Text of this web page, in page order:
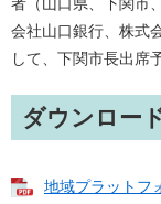
会社山口銀行、株式
して、下関市長出席
ダウンロー
地域プラットフ